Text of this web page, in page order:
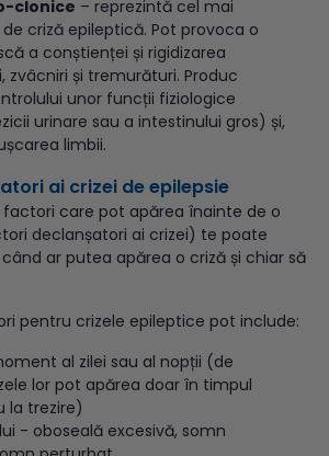
clonice – reprezintă cel mai
criză epileptică. Pot provoca o
a conștienței și rigidizarea
zvâcniri și tremurături. Produc
unor funcții fiziologice
urinare sau a intestinului gros) și,
limbii.
ai crizei de epilepsie
factori care pot apărea înainte de o
declanșatori ai crizei) te poate
ar putea apărea o criză și chiar să
pentru crizele epileptice pot include:
al zilei sau al nopții (de
lor pot apărea doar în timpul
la trezire)
- oboseală excesivă, somn